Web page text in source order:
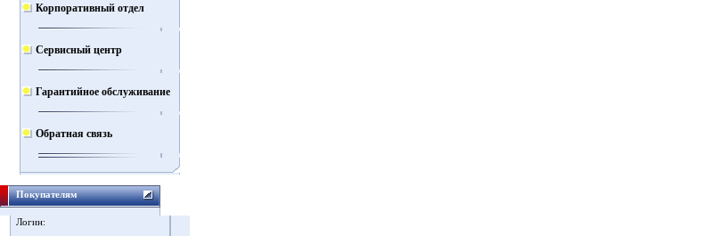
Корпоративный отдел
Сервисный центр
Гарантийное обслуживание
Обратная связь
Покупателям
Логин: